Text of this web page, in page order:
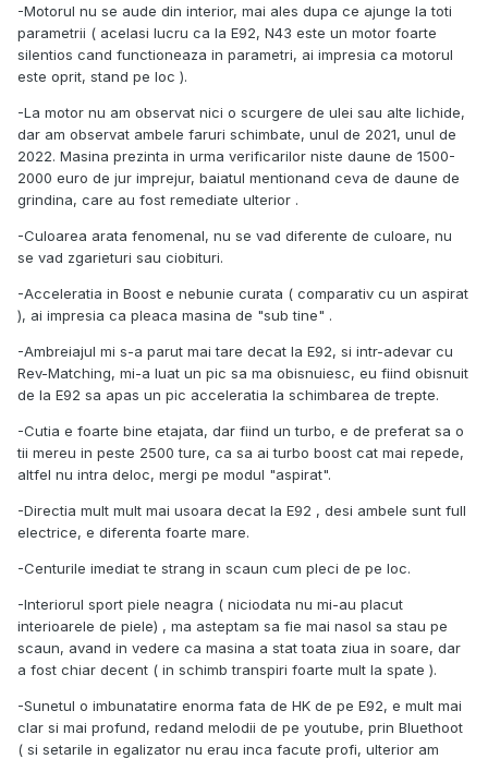
-Motorul nu se aude din interior, mai ales dupa ce ajunge la toti
parametrii ( acelasi lucru ca la E92, N43 este un motor foarte
silentios cand functioneaza in parametri, ai impresia ca motorul
este oprit, stand pe loc ).
-La motor nu am observat nici o scurgere de ulei sau alte lichide,
dar am observat ambele faruri schimbate, unul de 2021, unul de
2022. Masina prezinta in urma verificarilor niste daune de 1500-
2000 euro de jur imprejur, baiatul mentionand ceva de daune de
grindina, care au fost remediate ulterior .
-Culoarea arata fenomenal, nu se vad diferente de culoare, nu
se vad zgarieturi sau ciobituri.
-Acceleratia in Boost e nebunie curata ( comparativ cu un aspirat
), ai impresia ca pleaca masina de "sub tine" .
-Ambreiajul mi s-a parut mai tare decat la E92, si intr-adevar cu
Rev-Matching, mi-a luat un pic sa ma obisnuiesc, eu fiind obisnuit
de la E92 sa apas un pic acceleratia la schimbarea de trepte.
-Cutia e foarte bine etajata, dar fiind un turbo, e de preferat sa o
tii mereu in peste 2500 ture, ca sa ai turbo boost cat mai repede,
altfel nu intra deloc, mergi pe modul "aspirat".
-Directia mult mult mai usoara decat la E92 , desi ambele sunt full
electrice, e diferenta foarte mare.
-Centurile imediat te strang in scaun cum pleci de pe loc.
-Interiorul sport piele neagra ( niciodata nu mi-au placut
interioarele de piele) , ma asteptam sa fie mai nasol sa stau pe
scaun, avand in vedere ca masina a stat toata ziua in soare, dar
a fost chiar decent ( in schimb transpiri foarte mult la spate ).
-Sunetul o imbunatatire enorma fata de HK de pe E92, e mult mai
clar si mai profund, redand melodii de pe youtube, prin Bluethoot
( si setarile in egalizator nu erau inca facute profi, ulterior am